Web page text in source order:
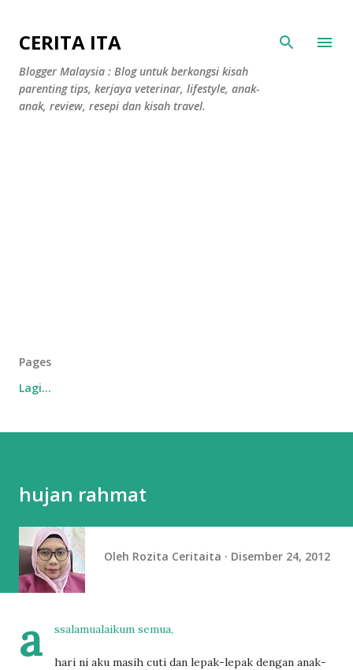
CERITA ITA
Blogger Malaysia : Blog untuk berkongsi kisah
parenting tips, kerjaya veterinar, lifestyle, anak-
anak, review, resepi dan kisah travel.
Pages
Lagi…
hujan rahmat
Oleh Rozita Ceritaita Disember 24, 2012
a ssalamualaikum semua,
hari ni aku masih cuti dan lepak-lepak dengan anak-